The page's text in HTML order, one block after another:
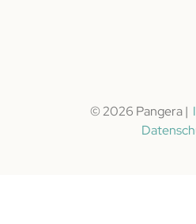
© 2026 Pangera |